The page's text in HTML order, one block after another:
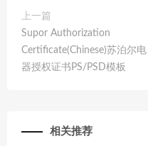
上一篇
Supor Authorization
Certificate(Chinese)苏泊尔电
器授权证书PS/PSD模板
相关推荐